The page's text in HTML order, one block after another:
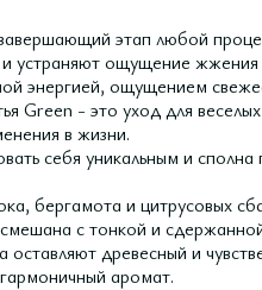
этап любой
устраняют ощущение жжения
энергией, ощущением
Green - это уход для
в жизни.
себя уникальным и
бергамота и цитрусовых
с тонкой и
оставляют древесный и
аромат.